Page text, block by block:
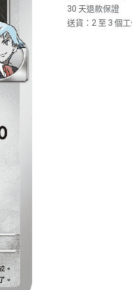
30 天退款保證
送貨：2 至 3 個